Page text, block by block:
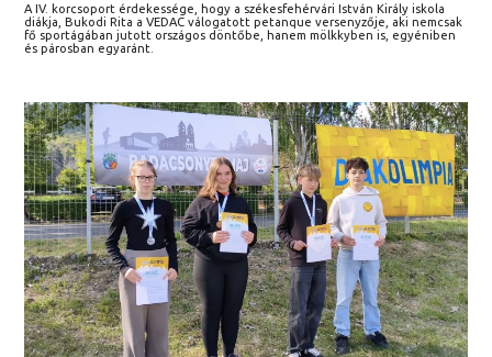
A IV. korcsoport érdekessége, hogy a székesfehérvári István Király iskola
diákja, Bukodi Rita a VEDAC válogatott petanque versenyzője, aki nemcsak
fő sportágában jutott országos döntőbe, hanem mölkkyben is, egyéniben
és párosban egyaránt.